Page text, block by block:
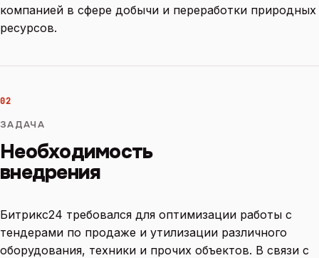
компанией в сфере добычи и переработки природных
ресурсов.
02
ЗАДАЧА
Необходимость
внедрения
Битрикс24 требовался для оптимизации работы с
тендерами по продаже и утилизации различного
оборудования, техники и прочих объектов. В связи с